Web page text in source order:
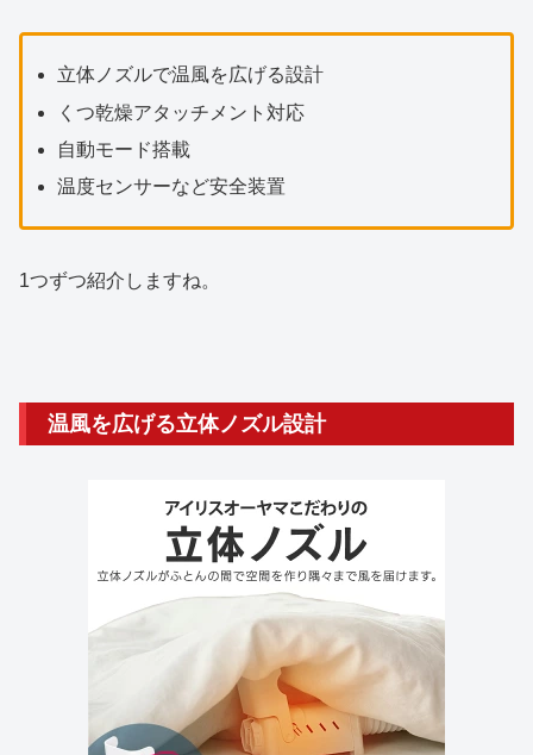
立体ノズルで温風を広げる設計
くつ乾燥アタッチメント対応
自動モード搭載
温度センサーなど安全装置
1つずつ紹介しますね。
温風を広げる立体ノズル設計